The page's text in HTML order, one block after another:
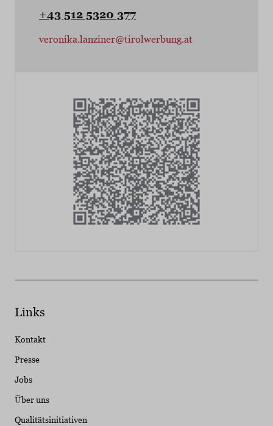
+43 512 5320 377
veronika.lanziner@tirolwerbung.at
Links
Kontakt
Presse
Jobs
Über uns
Qualitätsinitiativen